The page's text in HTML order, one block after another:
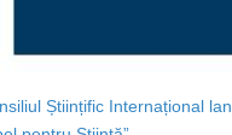
Științific Internațional